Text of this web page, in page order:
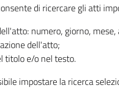
di ricercare gli atti
numero, giorno, mese,
dell'atto;
titolo e/o nel testo.
impostare la ricerca